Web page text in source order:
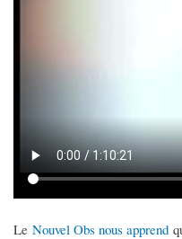
Le Nouvel Obs nous apprend